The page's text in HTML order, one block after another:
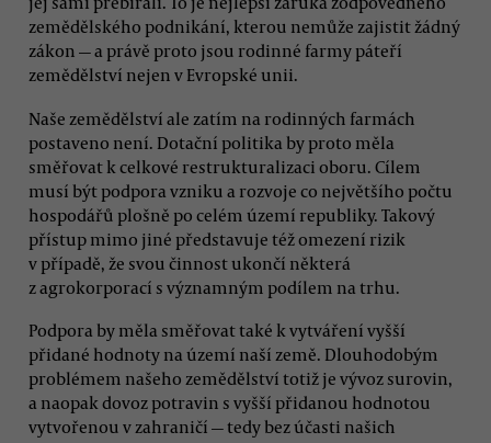
zemědělského podnikání, kterou nemůže zajistit žádný
zákon — a právě proto jsou rodinné farmy páteří
zemědělství nejen v Evropské unii.
Naše zemědělství ale zatím na rodinných farmách
postaveno není. Dotační politika by proto měla
směřovat k celkové restrukturalizaci oboru. Cílem
musí být podpora vzniku a rozvoje co největšího počtu
hospodářů plošně po celém území republiky. Takový
přístup mimo jiné představuje též omezení rizik
v případě, že svou činnost ukončí některá
z agrokorporací s významným podílem na trhu.
Podpora by měla směřovat také k vytváření vyšší
přidané hodnoty na území naší země. Dlouhodobým
problémem našeho zemědělství totiž je vývoz surovin,
a naopak dovoz potravin s vyšší přidanou hodnotou
vytvořenou v zahraničí — tedy bez účasti našich